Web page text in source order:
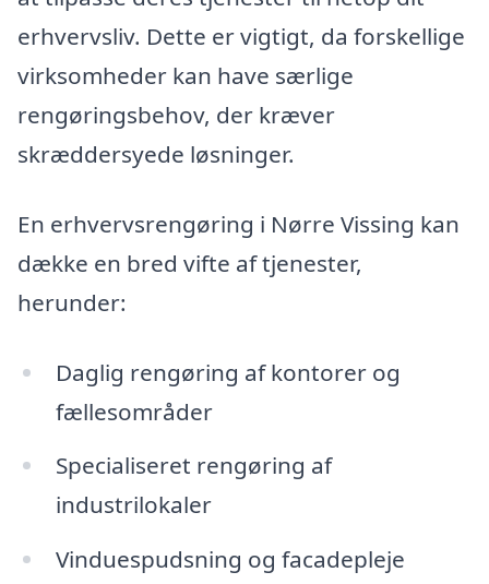
erhvervsliv. Dette er vigtigt, da forskellige
virksomheder kan have særlige
rengøringsbehov, der kræver
skræddersyede løsninger.
En erhvervsrengøring i Nørre Vissing kan
dække en bred vifte af tjenester,
herunder:
Daglig rengøring af kontorer og
fællesområder
Specialiseret rengøring af
industrilokaler
Vinduespudsning og facadepleje